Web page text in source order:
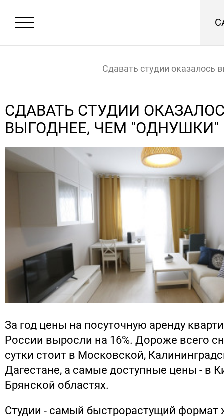
Сдавать студии оказалось
СДАВАТЬ СТУДИИ
ВЫГОДНЕЕ, ЧЕМ "ОДНУШКИ"
За год цены на посуточную аренду
России выросли на 16%. Дороже всего
сутки стоит в Московской,
Дагестане, а самые доступные цены - в
Брянской областях.
Студии - самый быстрорастущий формат